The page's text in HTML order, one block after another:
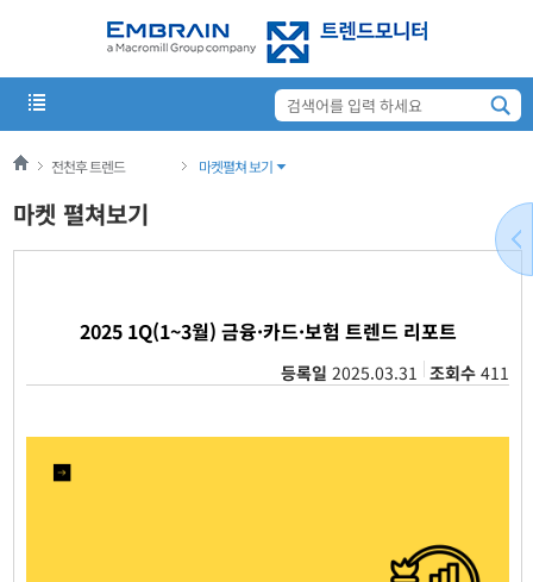
전천후 트렌드 마켓펼쳐 보기
마켓 펼쳐보기
2025 1Q(1~3월) 금융·카드·보험 트렌드 리포트
등록일 2025.03.31 조회수 411